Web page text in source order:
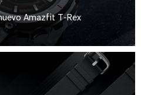
Amazfit T-Rex